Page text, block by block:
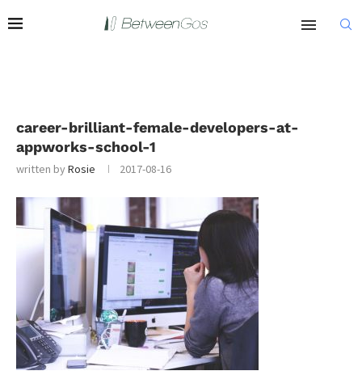
career-brilliant-female-developers-at-
appworks-school-1
written byRosie 2017-08-16